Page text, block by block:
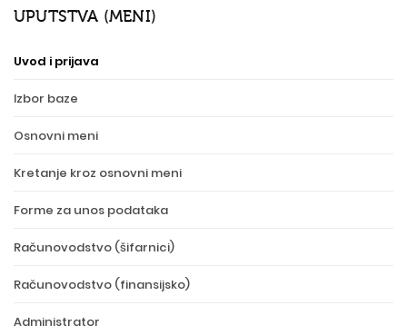
UPUTSTVA (MENI)
Uvod i prijava
Izbor baze
Osnovni meni
Kretanje kroz osnovni meni
Forme za unos podataka
Računovodstvo (šifarnici)
Računovodstvo (finansijsko)
Administrator